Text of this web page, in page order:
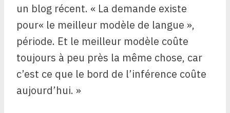
un blog récent. « La demande existe
pour« le meilleur modèle de langue »,
période. Et le meilleur modèle coûte
toujours à peu près la même chose, car
c’est ce que le bord de l’inférence coûte
aujourd’hui. »